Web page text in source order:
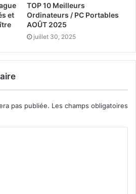
et
TOP 10 Meilleurs
Ordinateurs / PC Portables
AOÛT 2025
juillet 30, 2025
pas publiée. Les champs obligatoires